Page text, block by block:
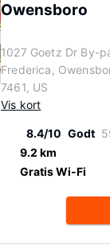
Owensboro
1027 Goetz Dr By-
Frederica,
7461, US
Vis kort
8.4/10 Godt
9.2 km
Gratis Wi-Fi